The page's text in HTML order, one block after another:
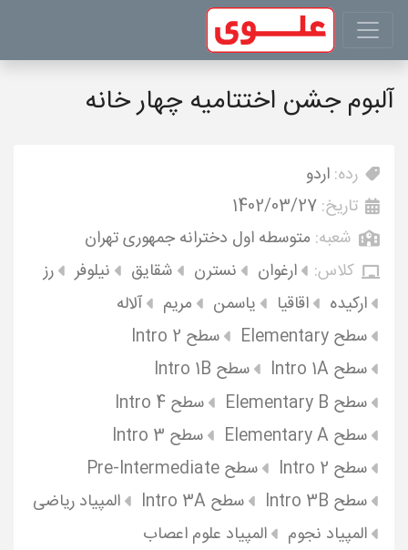
آلبوم جشن اختتامیه چهار خانه
رده: اردو
تاریخ: 1402/03/27
شعبه: متوسطه اول دخترانه جمهوری تهران
کلاس:
ارغوان نسترن شقایق نیلوفر
رز
ارکیده
اقاقیا یاسمن مریم
آلاله
سطح Elementary
سطح Intro 2
سطح Intro 1A
سطح Intro 1B
سطح Elementary B
سطح Intro 4
سطح Elementary A
سطح Intro 3
سطح Intro 2
سطح Pre-Intermediate
سطح Intro 3B
سطح Intro 3A
المپیاد ریاضی
المپیاد نجوم
المپیاد علوم اعصاب